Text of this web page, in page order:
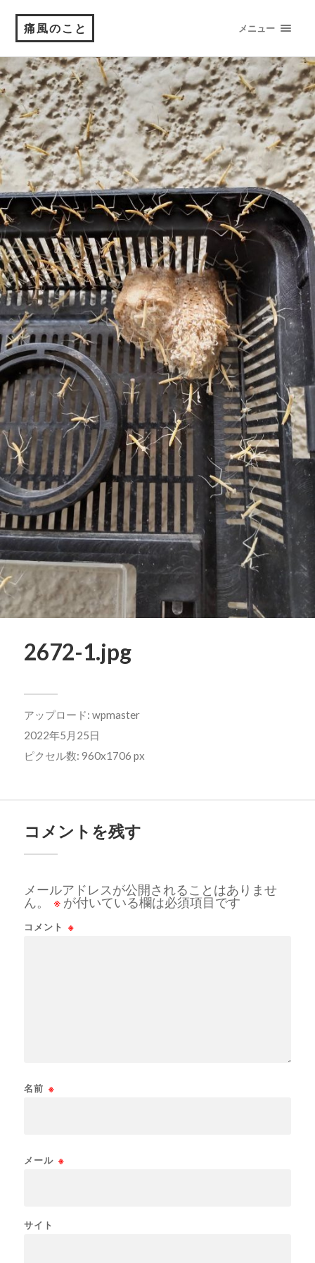
痛風のこと メニュー
2672-1.jpg
アップロード: wpmaster
2022年5月25日
ピクセル数: 960x1706 px
コメントを残す
メールアドレスが公開されることはありませ
ん。
※ が付いている欄は必須項目です
コメント ※
名前 ※
メール ※
サイト